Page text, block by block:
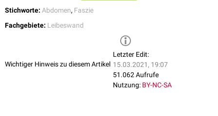
Verbindung.
Stichworte: Abdomen, Faszie
Fachgebiete: Leibeswand
Wichtiger Hinweis zu diesem Artikel
Letzter Edit:
15.03.2021, 19:07
51.062 Aufrufe
Nutzung: BY-NC-SA